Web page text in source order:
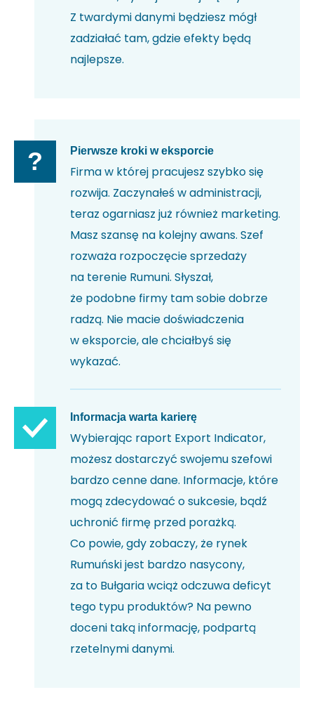
Z twardymi danymi będziesz mógł
zadziałać tam, gdzie efekty będą
najlepsze.
? Pierwsze kroki w eksporcie
Firma w której pracujesz szybko się
rozwija. Zaczynałeś w administracji,
teraz ogarniasz już również marketing.
Masz szansę na kolejny awans. Szef
rozważa rozpoczęcie sprzedaży
na terenie Rumuni. Słyszał,
że podobne firmy tam sobie dobrze
radzą. Nie macie doświadczenia
w eksporcie, ale chciałbyś się
wykazać.
Informacja warta karierę
Wybierając raport Export Indicator,
możesz dostarczyć swojemu szefowi
bardzo cenne dane. Informacje, które
mogą zdecydować o sukcesie, bądź
uchronić firmę przed porażką.
Co powie, gdy zobaczy, że rynek
Rumuński jest bardzo nasycony,
za to Bułgaria wciąż odczuwa deficyt
tego typu produktów? Na pewno
doceni taką informację, podpartą
rzetelnymi danymi.